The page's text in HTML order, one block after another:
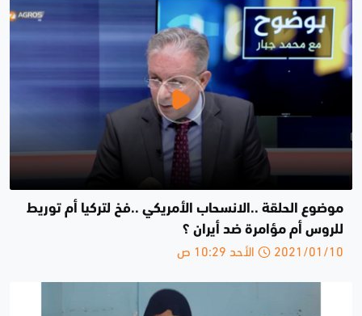
موضوع الحلقة ..الانسحاب الأمريكي ..فخ لتركيا أم توريط
للروس أم مؤامرة ضد أيران ؟
2021/01/10 الأحد 10:29 ص